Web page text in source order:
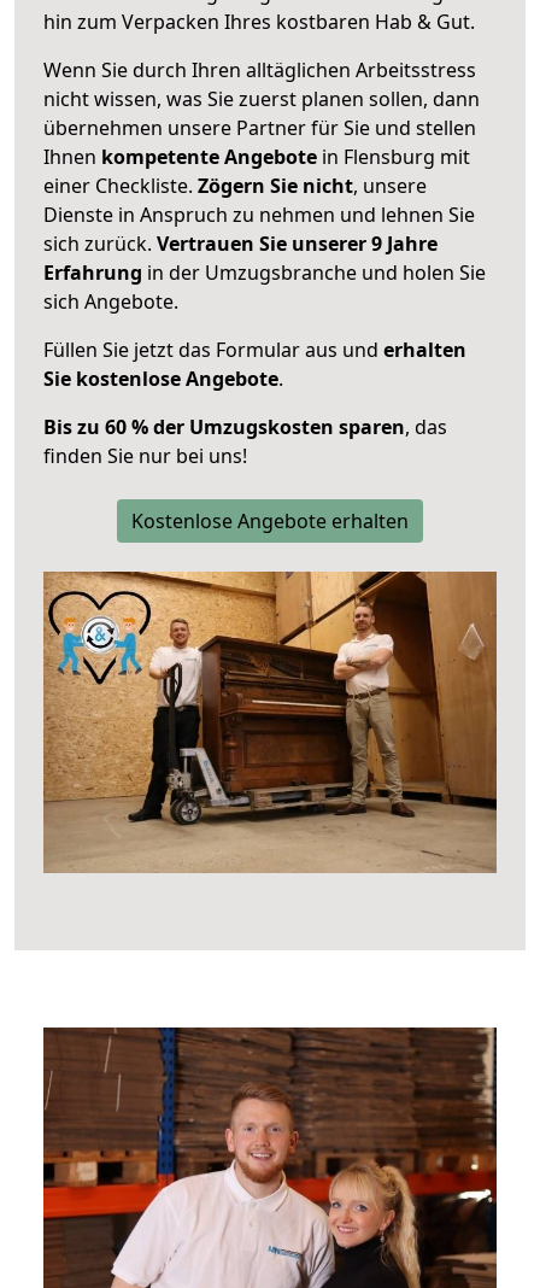
hin zum Verpacken Ihres kostbaren Hab & Gut.
Wenn Sie durch Ihren alltäglichen Arbeitsstress
nicht wissen, was Sie zuerst planen sollen, dann
übernehmen unsere Partner für Sie und stellen
Ihnen kompetente Angebote in Flensburg mit
einer Checkliste. Zögern Sie nicht, unsere
Dienste in Anspruch zu nehmen und lehnen Sie
sich zurück. Vertrauen Sie unserer 9 Jahre
Erfahrung in der Umzugsbranche und holen Sie
sich Angebote.
Füllen Sie jetzt das Formular aus und erhalten
Sie kostenlose Angebote.
Bis zu 60 % der Umzugskosten sparen, das
finden Sie nur bei uns!
Kostenlose Angebote erhalten